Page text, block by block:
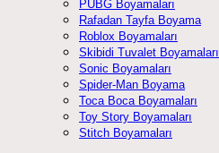
PUBG Boyamaları
Rafadan Tayfa Boyama
Roblox Boyamaları
Skibidi Tuvalet Boyamaları
Sonic Boyamaları
Spider-Man Boyama
Toca Boca Boyamaları
Toy Story Boyamaları
Stitch Boyamaları